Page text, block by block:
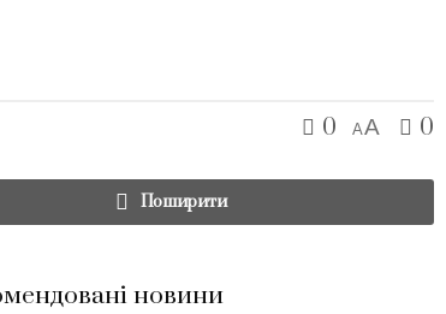
0 AA 0
Поширити
новини